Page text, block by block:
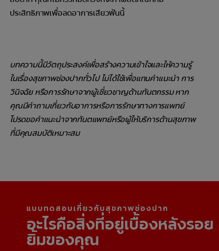
ประสิทธิภาพเพื่อลดอาการเสียวฟันนี้
บทความนี้มีวัตถุประสงค์เพื่อสร้างความเข้าใจและให้ความรู้
ในเรื่องสุขภาพช่องปากทั่วไป ไม่ได้ใช้เพื่อแทนคำแนะนำ การ
วินิจฉัย หรือการรักษาจากผู้เชี่ยวชาญด้านทันตกรรม หาก
คุณมีคำถามเกี่ยวกับอาการหรือการรักษาทางการแพทย์
โปรดขอคำแนะนำจากทันตแพทย์หรือผู้ให้บริการด้านสุขภาพ
ที่มีคุณสมบัติเหมาะสม
แบบทดสอบเกี่ยวกับสุขภาพช่องปาก
อะไรคือสิ่งที่อยู่เบื้องหลังรอย
ยิ้มของคุณ